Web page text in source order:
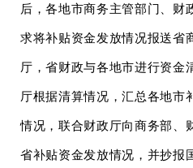
后，各地市商务主管部门、财
求将补贴资金发放情况报送省
厅，省财政与各地市进行资金
厅根据清算情况，汇总各地市
情况，联合财政厅向商务部、
省补贴资金发放情况，并抄报